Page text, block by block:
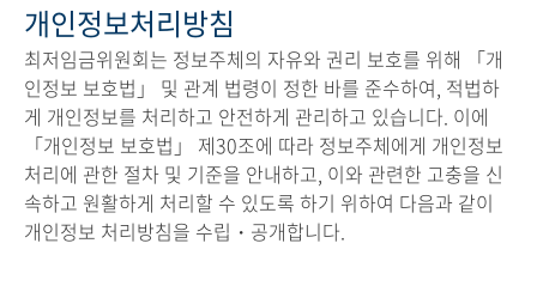
개인정보처리방침
최저임금위원회는 정보주체의 자유와 권리 보호를 위해 「개
인정보 보호법」 및 관계 법령이 정한 바를 준수하여, 적법하
게 개인정보를 처리하고 안전하게 관리하고 있습니다. 이에
「개인정보 보호법」 제30조에 따라 정보주체에게 개인정보
처리에 관한 절차 및 기준을 안내하고, 이와 관련한 고충을 신
속하고 원활하게 처리할 수 있도록 하기 위하여 다음과 같이
개인정보 처리방침을 수립・공개합니다.